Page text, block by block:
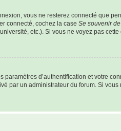
vous ne resterez connecté que
connecté, cochez la case Se souvenir
etc.). Si vous ne voyez pas
d’authentification et votre
par un administrateur du forum. Si